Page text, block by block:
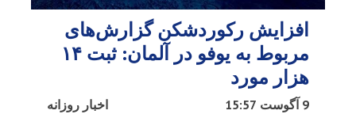
افزایش رکوردشکن گزارش‌های
مربوط به یوفو در آلمان: ثبت ۱۴
هزار مورد
اخبار روزانه 9 آگوست 15:57